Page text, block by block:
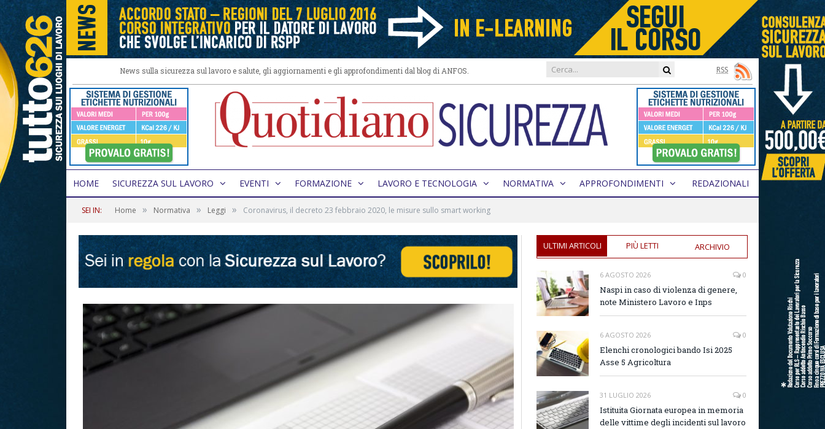
News sulla sicurezza sul lavoro e salute, gli aggiornamenti e gli approfondimenti dal blog di ANFOS. RSS
HOME SICUREZZA SUL LAVORO EVENTI FORMAZIONE LAVORO E TECNOLOGIA NORMATIVA APPROFONDIMENTI REDAZIONALI
SEI IN: Home » Normativa » Leggi » Coronavirus, il decreto 23 febbraio 2020, le misure sullo smart working
ULTIMI ARTICOLI PIÙ LETTI ARCHIVIO
6 AGOSTO 2026 0
Naspi in caso di violenza di genere,
note Ministero Lavoro e Inps
6 AGOSTO 2026 0
Elenchi cronologici bando Isi 2025
Asse 5 Agricoltura
31 LUGLIO 2026 0
Istituita Giornata europea in memoria
delle vittime degli incidenti sul lavoro